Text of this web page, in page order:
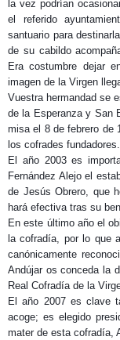
la vez podrían
el referido
santuario para
de su cabildo
Era costumbre dejar
imagen de la Virgen
Vuestra hermandad se
de la Esperanza y San
misa el 8 de febrero de
los cofrades fundadores.
El año 2003 es
Fernández Alejo el
de Jesús Obrero, que
hará efectiva tras su
En este último año el
la cofradía, por lo que
canónicamente
Andújar os conceda la
Real Cofradía de la
El año 2007 es clave
acoge; es elegido
mater de esta cofradía,